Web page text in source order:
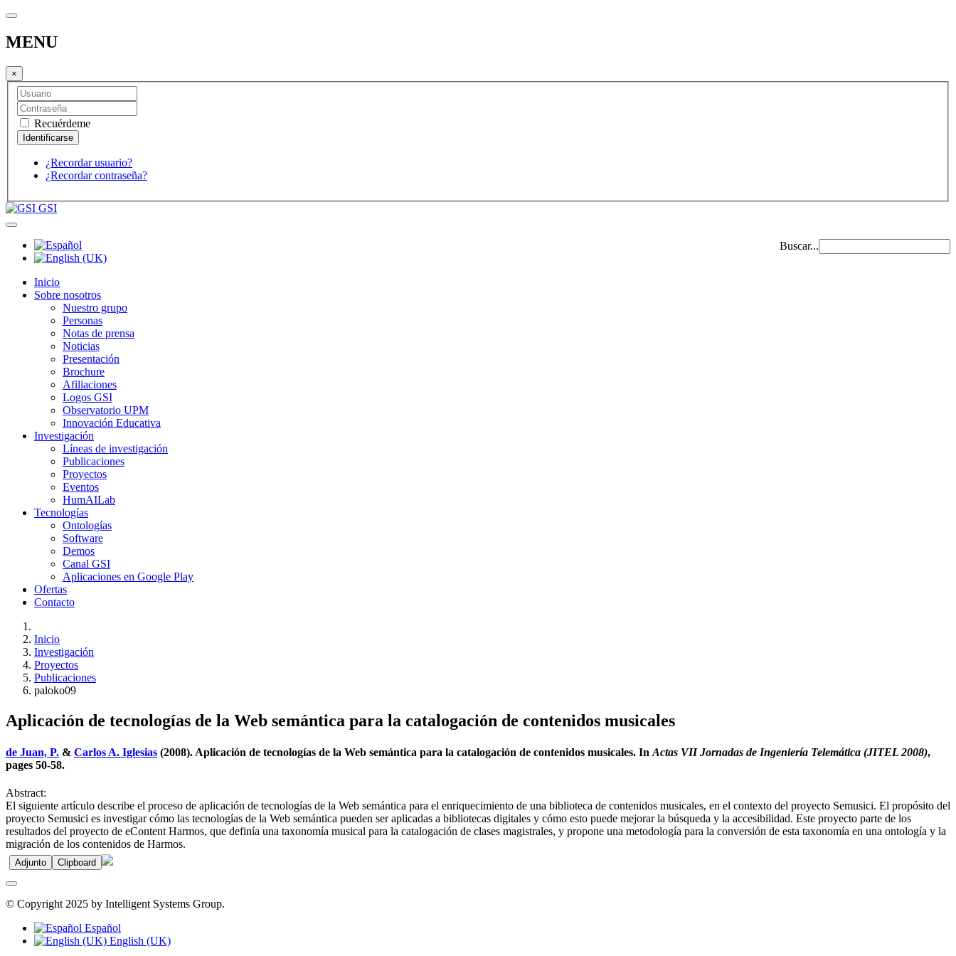
MENU
×
Recuérdeme
¿Recordar usuario?
¿Recordar contraseña?
GSI
Buscar...
Inicio
Sobre nosotros
Nuestro grupo
Personas
Notas de prensa
Noticias
Presentación
Brochure
Afiliaciones
Logos GSI
Observatorio UPM
Innovación Educativa
Investigación
Líneas de investigación
Publicaciones
Proyectos
Eventos
HumAILab
Tecnologías
Ontologías
Software
Demos
Canal GSI
Aplicaciones en Google Play
Ofertas
Contacto
Inicio
Investigación
Proyectos
Publicaciones
paloko09
Aplicación de tecnologías de la Web semántica para la catalogación de contenidos musicales
de Juan, P. & Carlos A. Iglesias (2008). Aplicación de tecnologías de la Web semántica para la catalogación de contenidos musicales. In Actas VII Jornadas de Ingeniería Telemática (JITEL 2008),
pages 50-58.
Abstract:
El siguiente artículo describe el proceso de aplicación de tecnologías de la Web semántica para el enriquecimiento de una biblioteca de contenidos musicales, en el contexto del proyecto Semusici. El propósito del
proyecto Semusici es investigar cómo las tecnologías de la Web semántica pueden ser aplicadas a bibliotecas digitales y cómo esto puede mejorar la búsqueda y la accesibilidad. Este proyecto parte de los
resultados del proyecto de eContent Harmos, que definía una taxonomía musical para la catalogación de clases magistrales, y propone una metodología para la conversión de esta taxonomía en una ontología y la
migración de los contenidos de Harmos.
Adjunto Clipboard
© Copyright 2025 by Intelligent Systems Group.
Español
English (UK)